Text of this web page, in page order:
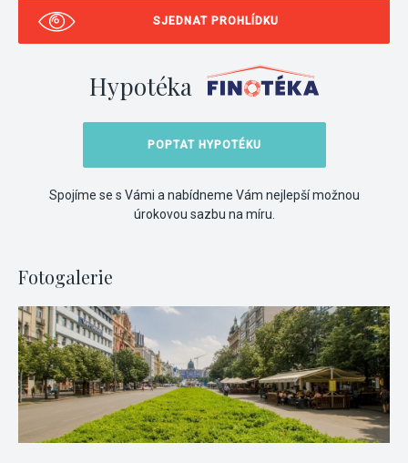
SJEDNAT PROHLÍDKU
Hypotéka
POPTAT HYPOTÉKU
Spojíme se s Vámi a nabídneme Vám nejlepší možnou
úrokovou sazbu na míru.
Fotogalerie